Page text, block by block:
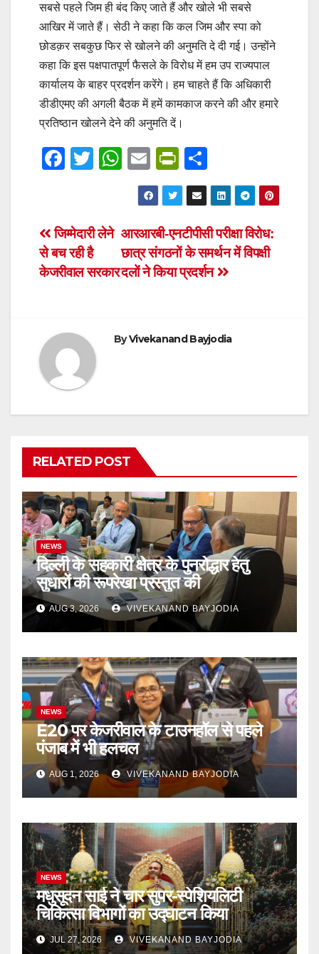
सबसे पहले जिम ही बंद किए जाते हैं और खोले भी सबसे
आखिर में जाते हैं। सेठी ने कहा कि कल जिम और स्पा को
छोडक़र सबकुछ फिर से खोलने की अनुमति दे दी गई। उन्होंने
कहा कि इस पक्षपातपूर्ण फैसले के विरोध में हम उप राज्यपाल
कार्यालय के बाहर प्रदर्शन करेंगे। हम चाहते हैं कि अधिकारी
डीडीएमए की अगली बैठक में हमें कामकाज करने की और हमारे
प्रतिष्ठान खोलने देने की अनुमति दें।
F
e
b
o
T
er
W
at
s
A
p
E
m
ail
Pr
in
tF
ri
e
n
h
ar
e
Post
navigation
आरआरबी-एनटीपीसी परीक्षा विरोध:
छात्र संगठनों के समर्थन में विपक्षी
दलों ने किया प्रदर्शन
जिम्मेदारी लेने
से बच रही है
केजरीवाल सरकार
ByVivekanand Bayjodia
RELATED POST
NEWS
दिल्ली के सहकारी क्षेत्र के पुनरोद्धार हेतु
सुधारों की रूपरेखा प्रस्तुत की
AUG 3, 2026 VIVEKANAND BAYJODIA
NEWS
E20 पर केजरीवाल के टाउनहॉल से पहले
पंजाब में भी हलचल
AUG 1, 2026 VIVEKANAND BAYJODIA
NEWS
मधुसूदन साई ने चार सुपर-स्पेशियलिटी
चिकित्सा विभागों का उद्घाटन किया
JUL 27, 2026 VIVEKANAND BAYJODIA